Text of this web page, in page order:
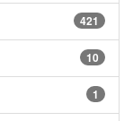
421
10
1